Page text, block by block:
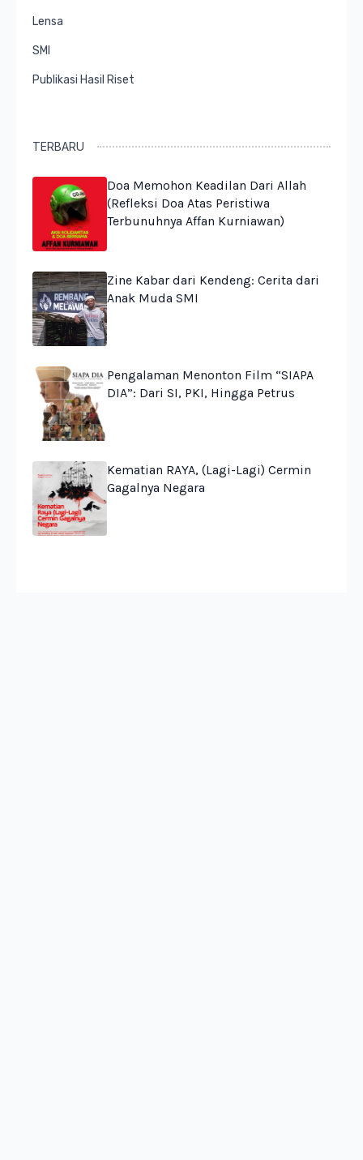
Lensa
SMI
Publikasi Hasil Riset
TERBARU
Doa Memohon Keadilan Dari Allah
(Refleksi Doa Atas Peristiwa
Terbunuhnya Affan Kurniawan)
Zine Kabar dari Kendeng: Cerita dari
Anak Muda SMI
Pengalaman Menonton Film “SIAPA
DIA”: Dari SI, PKI, Hingga Petrus
Kematian RAYA, (Lagi-Lagi) Cermin
Gagalnya Negara